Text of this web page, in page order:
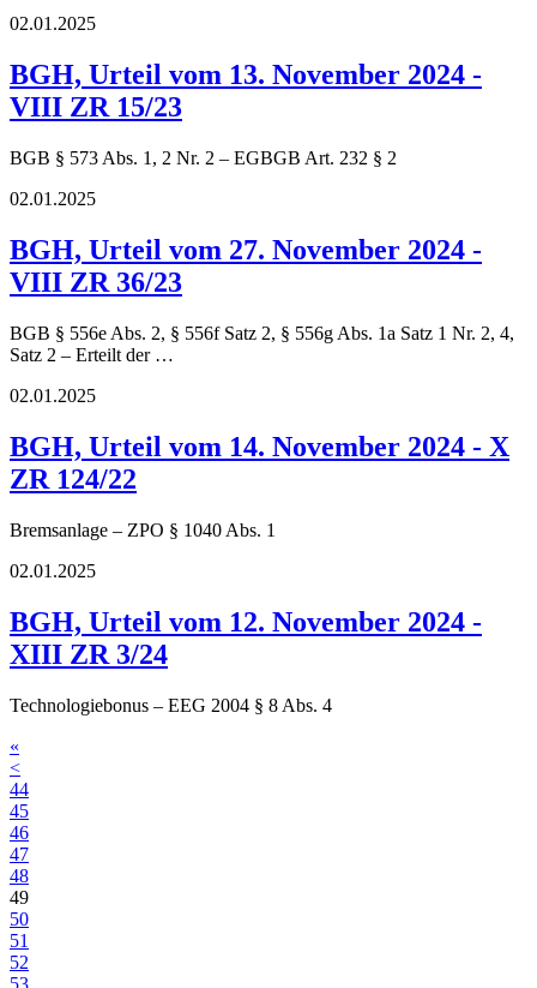
02.01.2025
BGH, Urteil vom 13. November 2024 -
VIII ZR 15/23
BGB § 573 Abs. 1, 2 Nr. 2 – EGBGB Art. 232 § 2
02.01.2025
BGH, Urteil vom 27. November 2024 -
VIII ZR 36/23
BGB § 556e Abs. 2, § 556f Satz 2, § 556g Abs. 1a Satz 1 Nr. 2, 4,
Satz 2 – Erteilt der …
02.01.2025
BGH, Urteil vom 14. November 2024 - X
ZR 124/22
Bremsanlage – ZPO § 1040 Abs. 1
02.01.2025
BGH, Urteil vom 12. November 2024 -
XIII ZR 3/24
Technologiebonus – EEG 2004 § 8 Abs. 4
«
<
44
45
46
47
48
49
50
51
52
53